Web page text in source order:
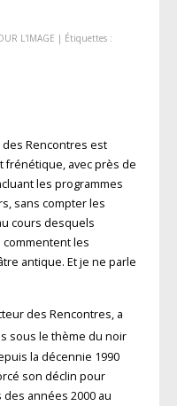
L'IMAGE | Étiquettes :
Rencontres est
avec près de
les programmes
sans compter les
cours desquels
les
antique. Et je ne parle
des Rencontres, a
sous le thème du noir
la décennie 1990
son déclin pour
années 2000 au